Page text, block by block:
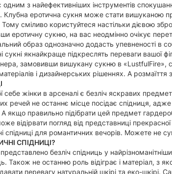
одним з найефективніших інструментів
Клубна еротична сукня може стати вишуканою
Тому сміливо користуйтеся настільки дієвою
еротичну сукню, на вас неодмінно очікує
образ однозначно додасть упевненості в
сукні якнайкраще підкреслять переваги вашої
замовивши вишукану сукню в
і дизайнерських рішеннях. А
жінки в арсеналі є безліч яскравих
речей не останнє місце посідає спідниця,
А якщо правильно підібрати цей предмет
відірвати погляд від представниці
спідниці для романтичних вечорів. Можете не
СПІДНИЦІ?
безліч спідниць у
Також не останню роль відіграє і матеріал, з
перевагу натуральній шкірі та еко-шкірі.